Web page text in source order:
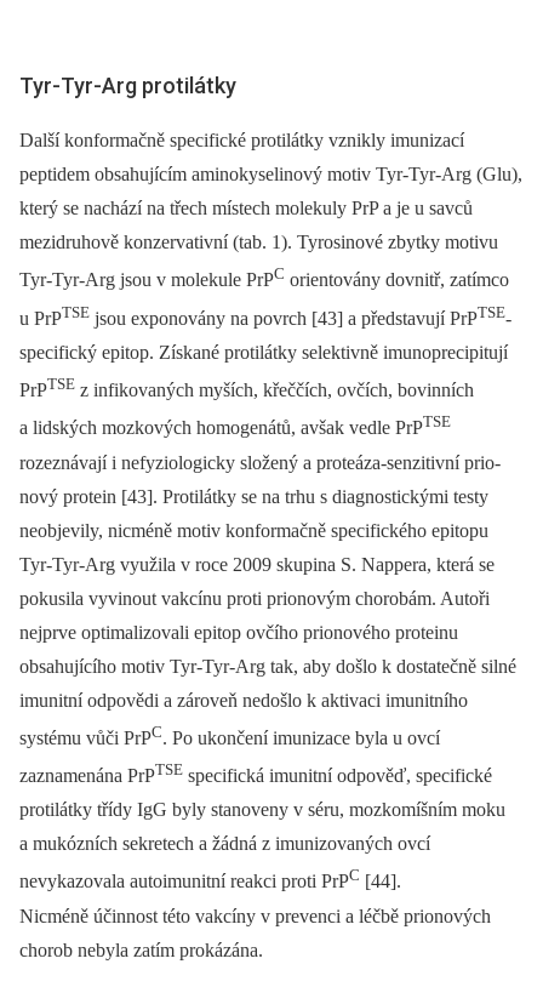
Tyr-Tyr-Arg protilátky
Další konformačně specifické protilátky vznikly imunizací
peptidem obsahujícím aminokyselinový motiv Tyr-Tyr-Arg (Glu),
který se nachází na třech místech molekuly PrP a je u savců
mezidruhově konzervativní (tab. 1). Tyrosinové zbytky motivu
Tyr-Tyr-Arg jsou v molekule PrPC orientovány dovnitř, zatímco
u PrPTSE jsou exponovány na povrch [43] a představují PrPTSE-
specifický epitop. Získané protilátky selektivně imunoprecipitují
PrPTSE z infikovaných myších, křeččích, ovčích, bovinních
a lidských mozkových homogenátů, avšak vedle PrPTSE
rozeznávají i nefyziologicky složený a proteáza-senzitivní prio­
nový protein [43]. Protilátky se na trhu s diagnostickými testy
neobjevily, nicméně motiv konformačně specifického epitopu
Tyr-Tyr-Arg využila v roce 2009 skupina S. Nappera, která se
pokusila vyvinout vakcínu proti prionovým chorobám. Autoři
nejprve optimalizovali epitop ovčího prionového proteinu
obsahujícího motiv Tyr-Tyr-Arg tak, aby došlo k dostatečně silné
imunitní odpovědi a zároveň nedošlo k aktivaci imunitního
systému vůči PrPC. Po ukončení imunizace byla u ovcí
zaznamenána PrPTSE specifická imunitní odpověď, specifické
protilátky třídy IgG byly stanoveny v séru, mozkomíšním moku
a mukózních sekretech a žádná z imunizovaných ovcí
nevykazovala autoimunitní reakci proti PrPC [44].
Nicméně účinnost této vakcíny v prevenci a léčbě prionových
chorob nebyla zatím prokázána.